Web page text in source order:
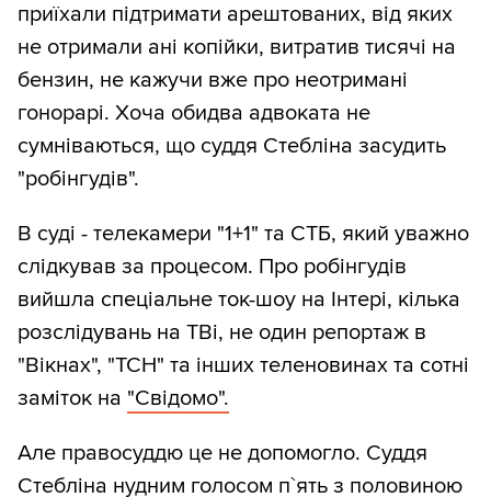
приїхали підтримати арештованих, від яких
не отримали ані копійки, витратив тисячі на
бензин, не кажучи вже про неотримані
гонорарі. Хоча обидва адвоката не
сумніваються, що суддя Стебліна засудить
"робінгудів".
В суді - телекамери "1+1" та СТБ, який уважно
слідкував за процесом. Про робінгудів
вийшла спеціальне ток-шоу на Інтері, кілька
розслідувань на ТВі, не один репортаж в
"Вікнах", "ТСН" та інших теленовинах та сотні
заміток на "Свідомо".
Але правосуддю це не допомогло. Суддя
Стебліна нудним голосом п`ять з половиною